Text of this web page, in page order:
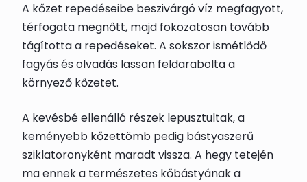
A kőzet repedéseibe beszivárgó víz megfagyott,
térfogata megnőtt, majd fokozatosan tovább
tágította a repedéseket. A sokszor ismétlődő
fagyás és olvadás lassan feldarabolta a
környező kőzetet.
A kevésbé ellenálló részek lepusztultak, a
keményebb kőzettömb pedig bástyaszerű
sziklatoronyként maradt vissza. A hegy tetején
ma ennek a természetes kőbástyának a